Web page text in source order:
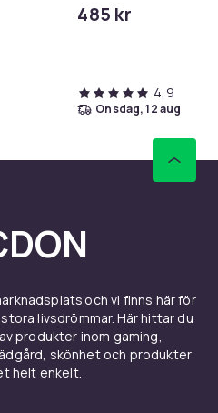
485 kr
4,9
onsdag, 12 aug
och vi finns här för
livsdrömmar. Här hittar du
produkter inom gaming,
skönhet och produkter
helt enkelt.